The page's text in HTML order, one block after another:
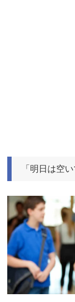
「明日は空